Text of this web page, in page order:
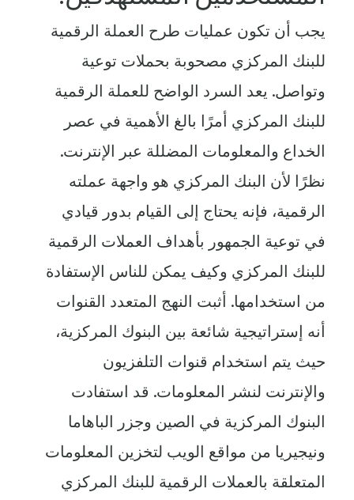
يجب أن تكون عمليات طرح العملة الرقمية
للبنك المركزي مصحوبة بحملات توعية
وتواصل. يعد السرد الواضح للعملة الرقمية
للبنك المركزي أمرًا بالغ الأهمية في عصر
الخداع والمعلومات المضللة عبر الإنترنت.
نظرًا لأن البنك المركزي هو واجهة عملته
الرقمية، فإنه يحتاج إلى القيام بدور قيادي
في توعية الجمهور بأهداف العملات الرقمية
للبنك المركزي وكيف يمكن للناس الإستفادة
من استخدامها. أثبت النهج المتعدد القنوات
أنه إستراتيجية شائعة بين البنوك المركزية،
حيث يتم استخدام قنوات التلفزيون
والإنترنت لنشر المعلومات. قد استفادت
البنوك المركزية في الصين وجزر الباهاما
ونيجيريا من مواقع الويب لتخزين المعلومات
المتعلقة بالعملات الرقمية للبنك المركزي